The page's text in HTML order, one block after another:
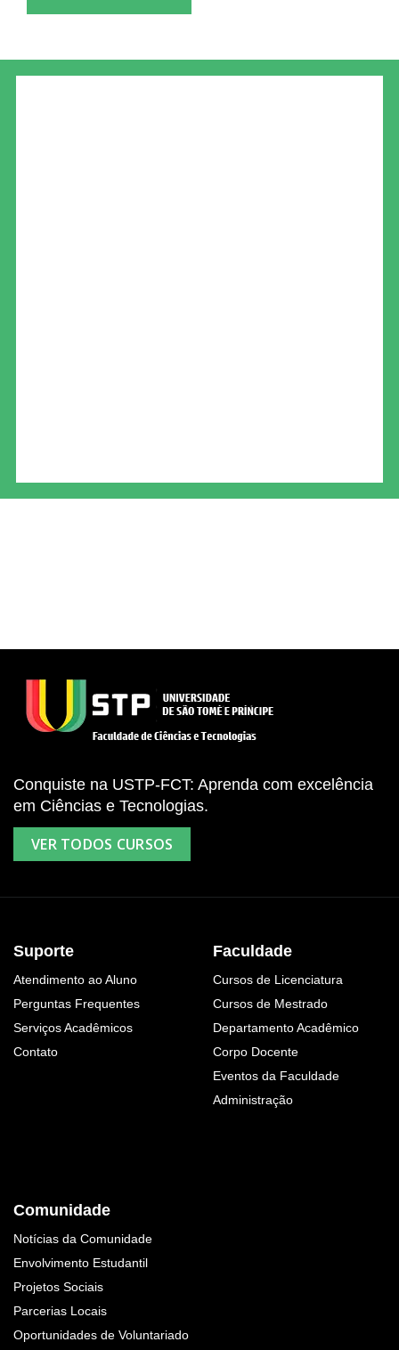
Conquiste na USTP-FCT: Aprenda com excelência
em Ciências e Tecnologias.
VER TODOS CURSOS
Suporte
Atendimento ao Aluno
Perguntas Frequentes
Serviços Acadêmicos
Contato
Faculdade
Cursos de Licenciatura
Cursos de Mestrado
Departamento Acadêmico
Corpo Docente
Eventos da Faculdade
Administração
Comunidade
Notícias da Comunidade
Envolvimento Estudantil
Projetos Sociais
Parcerias Locais
Oportunidades de Voluntariado